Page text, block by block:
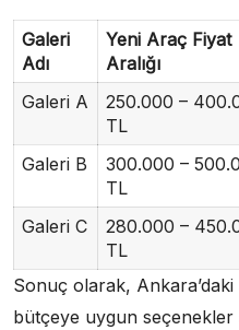
Galeri
Adı
Yeni Araç Fiyat
Aralığı
Galeri A
250.000 –
TL
Galeri B
300.000 –
TL
Galeri C
280.000 –
TL
Sonuç olarak,
bütçeye uygun seçenekler